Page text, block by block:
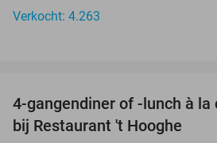
Verkocht: 4.263
4-gangendiner of -lunch à la
bij Restaurant 't Hooghe